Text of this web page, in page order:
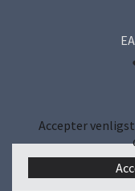
Accepter